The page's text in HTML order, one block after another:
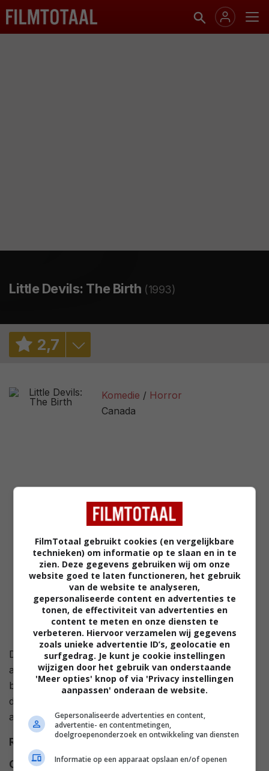
Little Devils: The Birth (1993)
2,7
1,0/ 6
Komedie
Horror
Canada
De gestoorde wetenschapper dr. Lionel ontdekt een
antieke pot, afkomstig uit de hel. Hij raakt bezeten en
begint Gargoyles te scheppen, een bende kleine
duivels die gespecialiseerd is in het veroorzaken van
allerhande ellende.
Regie
Cast
Russ Tamblyn,Nancy Valen,
FilmTotaal gebruikt cookies (en vergelijkbare
technieken) om informatie op te slaan en in te
zien. Deze gegevens gebruiken wij om onze
website goed te laten functioneren, het gebruik
van de website te analyseren,
gepersonaliseerde content en advertenties te
tonen, de effectiviteit van advertenties en
content te meten en onze diensten te
verbeteren. Hiervoor verzamelen wij gegevens
zoals unieke advertentie ID’s, geolocatie en
surfgedrag. Je kunt je cookie instellingen
wijzigen door het gebruik van onderstaande
'Meer opties' knop of via 'Privacy instellingen
aanpassen' onderaan de website.
Gepersonaliseerde advertenties en content,
advertentie- en contentmetingen,
doelgroepenonderzoek en ontwikkeling van diensten
Informatie op een apparaat opslaan en/of openen